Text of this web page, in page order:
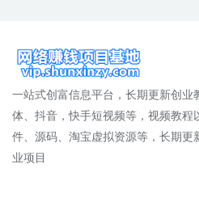
一站式创富信息平台，长期更新创业
体、抖音，快手短视频等，视频教程
件、源码、淘宝虚拟资源等，长期更
业项目